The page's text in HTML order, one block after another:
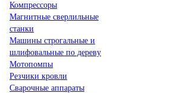
Компрессоры
Магнитные сверлильные
станки
Машины строгальные и
шлифовальные по дереву
Мотопомпы
Резчики кровли
Сварочные аппараты